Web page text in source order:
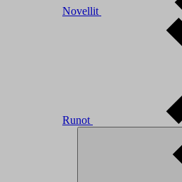
Novellit
Runot